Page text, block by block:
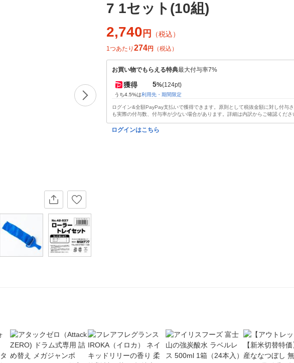
7 1セット(10組)
2,740 円 （税込）
1つあたり 274円 （税込）
お買い物でもらえる特典最大付与率7%
獲得 5%(124pt)
うち4.5%は利用先・期間限定
ログイン&全額PayPay支払いで獲得できます。原則として税抜金額に対し付与
も実際の付与数、付与率が少ない場合があります。詳細は内訳からご確認くださ
ログインはこちら